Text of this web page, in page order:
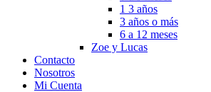
1 3 años
3 años o más
6 a 12 meses
Zoe y Lucas
Contacto
Nosotros
Mi Cuenta